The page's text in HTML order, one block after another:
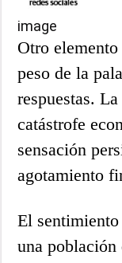
image
Otro
peso de la
respuestas.
catástrofe
sensación
agotamiento
El sentimiento
una población